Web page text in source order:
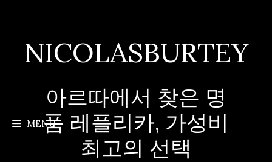
contentNICOLASBURTEY
MENU
아르따에서 찾은 명
품 레플리카, 가성비
최고의 선택